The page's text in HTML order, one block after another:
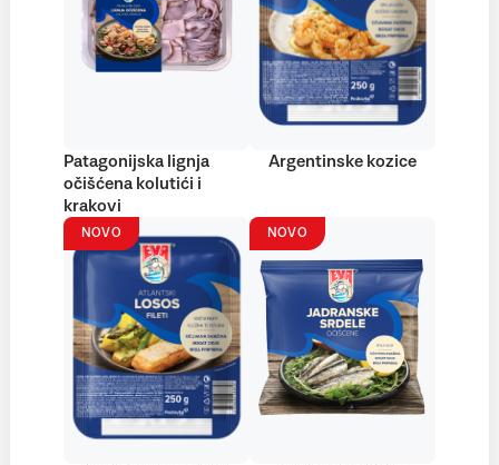
Patagonijska lignja
očišćena kolutići i
krakovi
Argentinske kozice
NOVO NOVO